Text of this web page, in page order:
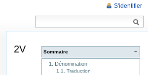
−
Sommaire
1. Dénomination
1.1. Traduction
2V
S'identifier